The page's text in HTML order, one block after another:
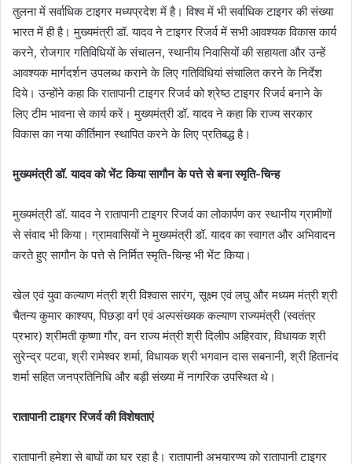
तुलना में सर्वाधिक टाइगर मध्यप्रदेश में है। विश्व में भी सर्वाधिक टाइगर की संख्या
भारत में ही है। मुख्यमंत्री डॉ. यादव ने टाइगर रिजर्व में सभी आवश्यक विकास कार्य
करने, रोजगार गतिविधियों के संचालन, स्थानीय निवासियों की सहायता और उन्हें
आवश्यक मार्गदर्शन उपलब्ध कराने के लिए गतिविधियां संचालित करने के निर्देश
दिये। उन्होंने कहा कि रातापानी टाइगर रिजर्व को श्रेष्ठ टाइगर रिजर्व बनाने के
लिए टीम भावना से कार्य करें। मुख्यमंत्री डॉ. यादव ने कहा कि राज्य सरकार
विकास का नया कीर्तिमान स्थापित करने के लिए प्रतिबद्ध है।
मुख्यमंत्री डॉ. यादव को भेंट किया सागौन के पत्ते से बना स्मृति-चिन्ह
मुख्यमंत्री डॉ. यादव ने रातापानी टाइगर रिजर्व का लोकार्पण कर स्थानीय ग्रामीणों
से संवाद भी किया। ग्रामवासियों ने मुख्यमंत्री डॉ. यादव का स्वागत और अभिवादन
करते हुए सागौन के पत्ते से निर्मित स्मृति-चिन्ह भी भेंट किया।
खेल एवं युवा कल्याण मंत्री श्री विश्वास सारंग, सूक्ष्म एवं लघु और मध्यम मंत्री श्री
चैतन्य कुमार काश्यप, पिछड़ा वर्ग एवं अल्पसंख्यक कल्याण राज्यमंत्री (स्वतंत्र
प्रभार) श्रीमती कृष्णा गौर, वन राज्य मंत्री श्री दिलीप अहिरवार, विधायक श्री
सुरेन्द्र पटवा, श्री रामेश्वर शर्मा, विधायक श्री भगवान दास सबनानी, श्री हितानंद
शर्मा सहित जनप्रतिनिधि और बड़ी संख्या में नागरिक उपस्थित थे।
रातापानी टाइगर रिजर्व की विशेषताएं
रातापानी हमेशा से बाघों का घर रहा है। रातापानी अभयारण्‍य को रातापानी टाइगर